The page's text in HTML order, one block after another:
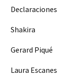
Declaraciones
Shakira
Gerard Piqué
Laura Escanes